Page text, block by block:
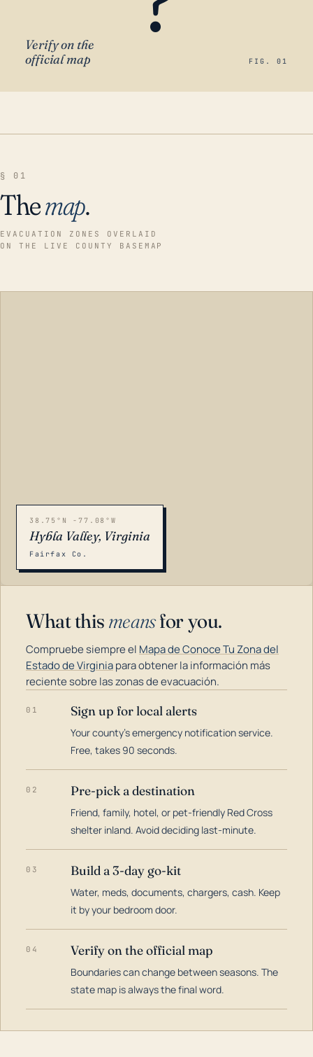
Verify on the
official map
FIG. 01
§ 01
Themap.
EVACUATION ZONES OVERLAID
ON THE LIVE COUNTY BASEMAP
38.75°N -77.08°W
Hybla Valley, Virginia
Fairfax Co.
What this meansfor you.
Compruebe siempre el Mapa de Conoce Tu Zona del
Estado de Virginiapara obtener la información más
reciente sobre las zonas de evacuación.
01 Sign up for local alerts
Your county's emergency notification service.
Free, takes 90 seconds.
02 Pre-pick a destination
Friend, family, hotel, or pet-friendly Red Cross
shelter inland. Avoid deciding last-minute.
03 Build a 3-day go-kit
Water, meds, documents, chargers, cash. Keep
it by your bedroom door.
04 Verify on the official map
Boundaries can change between seasons. The
state map is always the final word.